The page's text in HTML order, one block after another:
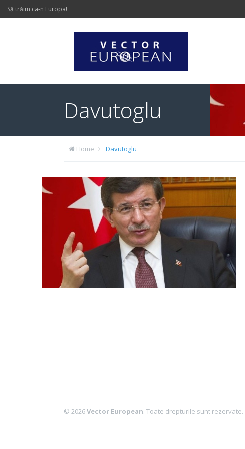
Să trăim ca-n Europa!
Davutoglu
Home Davutoglu
© 2026Vector European. Toate drepturile sunt rezervate.